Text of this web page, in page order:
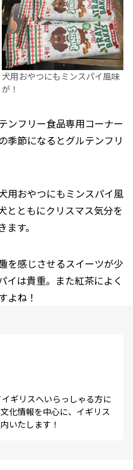
犬用おやつにもミンスパイ風味
が！
ンフリー食品専用コーナー
季節になるとグルテンフリ
用おやつにもミンスパイ風
とともにクリスマス気分を
す。
を感じさせるスイーツが少
イは貴重。また紅茶によく
よね！
ギリスへいらっしゃる方に
化情報を中心に、イギリス
いたします！